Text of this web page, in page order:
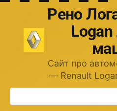
Перейти
Рено
Сайт про
— Renault
Поиск: